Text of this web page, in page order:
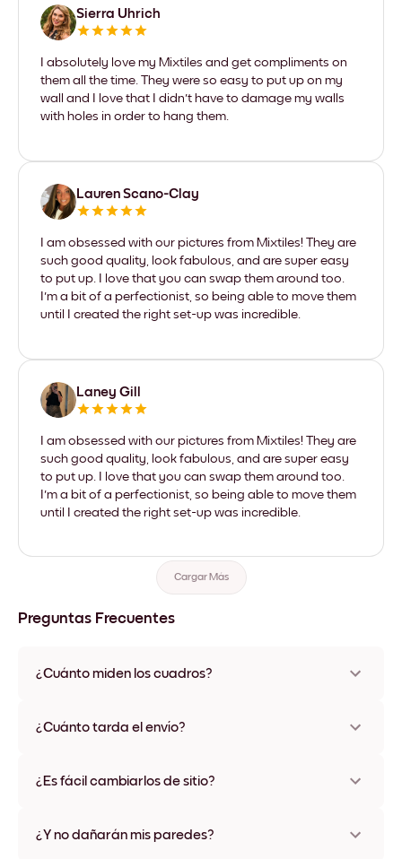
Sierra Uhrich
I absolutely love my Mixtiles and get compliments on
them all the time. They were so easy to put up on my
wall and I love that I didn't have to damage my walls
with holes in order to hang them.
Lauren Scano-Clay
I am obsessed with our pictures from Mixtiles! They are
such good quality, look fabulous, and are super easy
to put up. I love that you can swap them around too.
I'm a bit of a perfectionist, so being able to move them
until I created the right set-up was incredible.
Laney Gill
I am obsessed with our pictures from Mixtiles! They are
such good quality, look fabulous, and are super easy
to put up. I love that you can swap them around too.
I'm a bit of a perfectionist, so being able to move them
until I created the right set-up was incredible.
Cargar Más
Preguntas Frecuentes
¿Cuánto miden los cuadros?
varios materiales y colores de marco, incluidas opciones sin
¿Cuánto tarda el envío?
disponibles en algunos países. Te enviaremos un número de
¿Es fácil cambiarlos de sitio?
ningún daño
¿Y no dañarán mis paredes?